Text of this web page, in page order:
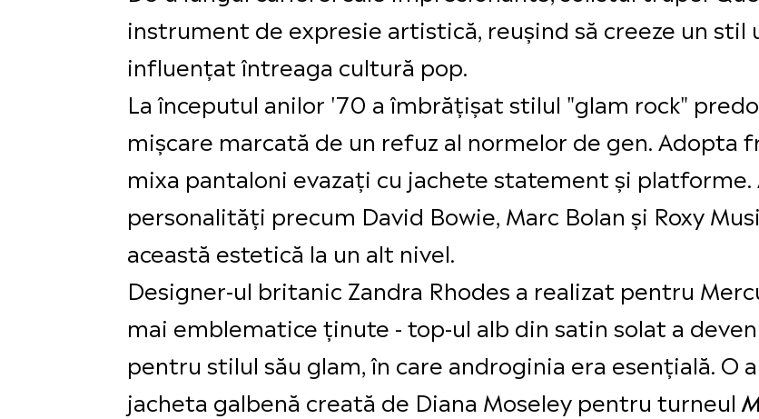
instrument de expresie artistică, reușind să creeze un stil
influențat întreaga cultură pop.
La începutul anilor '70 a îmbrățișat stilul "glam rock"
mișcare marcată de un refuz al normelor de gen. Adopta
mixa pantaloni evazați cu jachete statement și
personalități precum David Bowie, Marc Bolan și Roxy
această estetică la un alt nivel.
Designer-ul britanic Zandra Rhodes a realizat pentru
mai emblematice ținute - top-ul alb din satin solat a
pentru stilul său glam, în care androginia era esențială. O
jacheta galbenă creată de Diana Moseley pentru turneul